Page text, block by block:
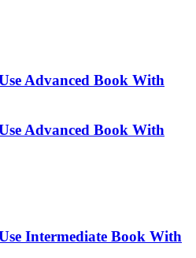
Advanced Book With
Advanced Book With
Intermediate Book With